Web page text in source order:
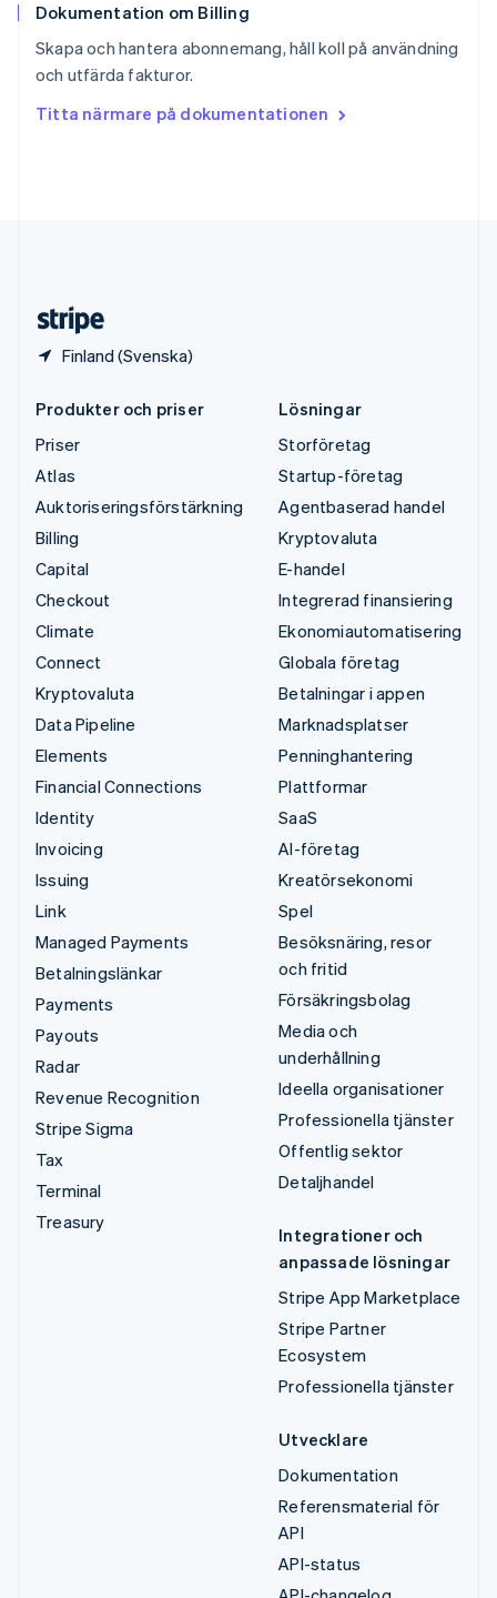
Dokumentation om Billing
Skapa och hantera abonnemang, håll koll på användning
och utfärda fakturor.
Titta närmare på dokumentationen
Finland (Svenska)
Sverige
Thailand
ไทยEnglish
English
Produkter och priser
Priser
Atlas
Auktoriseringsförstärkning
Billing
Capital
Checkout
Climate
Connect
Kryptovaluta
Data Pipeline
Elements
Financial Connections
Identity
Invoicing
Issuing
Link
Managed Payments
Betalningslänkar
Payments
Payouts
Radar
Revenue Recognition
Stripe Sigma
Tax
Terminal
Treasury
Lösningar
Storföretag
Startup-företag
Agentbaserad handel
Kryptovaluta
E-handel
Integrerad finansiering
Ekonomiautomatisering
Globala företag
Betalningar i appen
Marknadsplatser
Penninghantering
Plattformar
SaaS
AI-företag
Kreatörsekonomi
Spel
Besöksnäring, resor
och fritid
Försäkringsbolag
Media och
underhållning
Ideella organisationer
Professionella tjänster
Offentlig sektor
Detaljhandel
Integrationer och
anpassade lösningar
Stripe App Marketplace
Stripe Partner
Ecosystem
Professionella tjänster
Utvecklare
Dokumentation
Referensmaterial för
API
API-status